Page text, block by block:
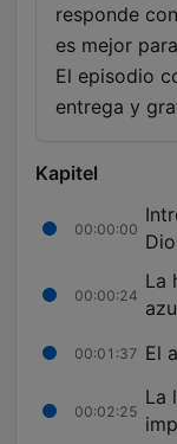
responde
es mejor
El episodio
entrega y
Kapitel
00:00:00
00:00:24
La
00:01:37 El
00:02:25
La